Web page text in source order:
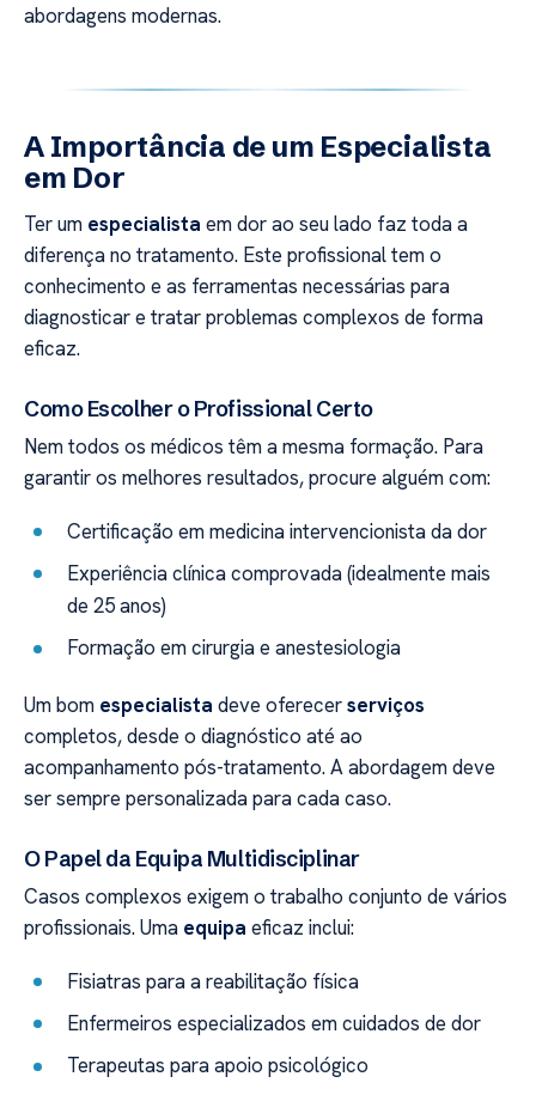
abordagens modernas.
A Importância de um Especialista
em Dor
Ter um especialista em dor ao seu lado faz toda a
diferença no tratamento. Este profissional tem o
conhecimento e as ferramentas necessárias para
diagnosticar e tratar problemas complexos de forma
eficaz.
Como Escolher o Profissional Certo
Nem todos os médicos têm a mesma formação. Para
garantir os melhores resultados, procure alguém com:
Certificação em medicina intervencionista da dor
Experiência clínica comprovada (idealmente mais
de 25 anos)
Formação em cirurgia e anestesiologia
Um bom especialista deve oferecerserviços
completos, desde o diagnóstico até ao
acompanhamento pós-tratamento. A abordagem deve
ser sempre personalizada para cada caso.
O Papel da Equipa Multidisciplinar
Casos complexos exigem o trabalho conjunto de vários
profissionais. Uma equipa eficaz inclui:
Fisiatras para a reabilitação física
Enfermeiros especializados em cuidados de dor
Terapeutas para apoio psicológico